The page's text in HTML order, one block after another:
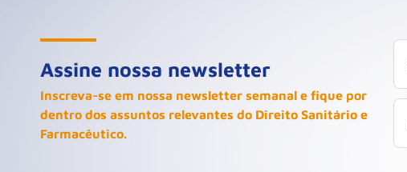
Assine nossa newsletter
Inscreva-se em nossa newsletter semanal e fique por
dentro dos assuntos relevantes do Direito Sanitário e
Farmacêutico.